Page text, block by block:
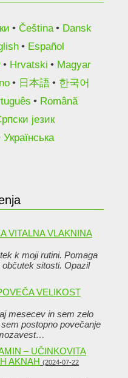
Čeština
Dansk
Español
Hrvatski
Magyar
日本語
한국어
Română
језик
Українська
VITALNA VLAKNINA
k moji rutini. Pomaga
sitosti. Opazil
VELIKOST
mesecev in sem zelo
postopno povečanje
– UČINKOVITA
AKNAH (2024-07-22